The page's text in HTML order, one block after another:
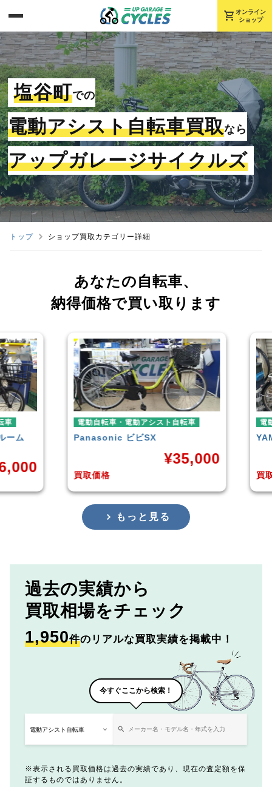
shopping_cart オンライン
ショップ
塩谷町での
電動アシスト自転車買取なら
アップガレージサイクルズ
トップ ショップ買取カテゴリー詳細
あなたの自転車、
納得価格で買い取ります
電動自転車・電動アシスト自転車
PanasonicビビSX
35,000
電動自転車
YAMAHA
もっと見る
過去の実績から
買取相場をチェック
1,950件のリアルな買取実績を掲載中！
今すぐここから検索！
表示される買取価格は過去の実績であり、現在の査定額を保
証するものではありません。